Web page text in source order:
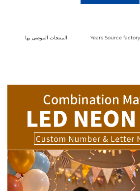
المنتجات الموصى بها